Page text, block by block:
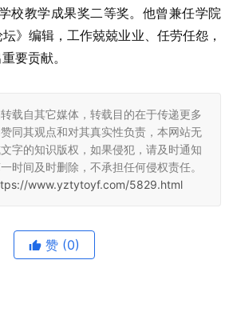
校教学成果奖二等奖。他曾兼任学院
》编辑，工作兢兢业业、任劳任怨，
要贡献。
载自其它媒体，转载目的在于传递更多
同其观点和对其真实性负责，本网站无
字的知识版权，如果侵犯，请及时通知
时间及时删除，不承担任何侵权责任。
www.yztytoyf.com/5829.html
赞 (0)